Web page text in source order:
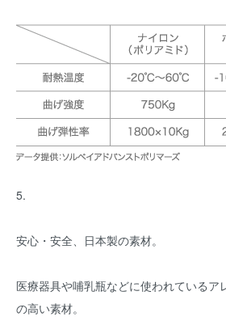
5.
安心・安全、日本製の素材。
医療器具や哺乳瓶などに使われているア
の高い素材。